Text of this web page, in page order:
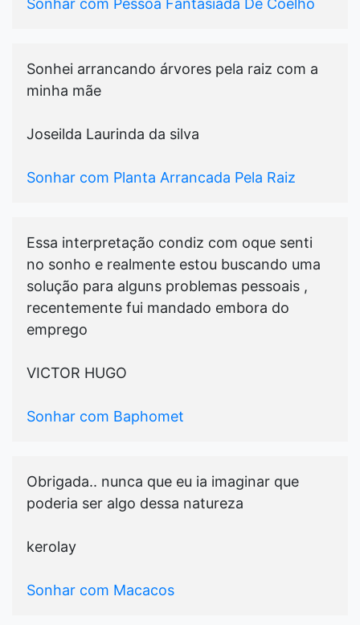
Sonhar com Pessoa Fantasiada De Coelho
Sonhei arrancando árvores pela raiz com a
minha mãe
Joseilda Laurinda da silva
Sonhar com Planta Arrancada Pela Raiz
Essa interpretação condiz com oque senti
no sonho e realmente estou buscando uma
solução para alguns problemas pessoais ,
recentemente fui mandado embora do
emprego
VICTOR HUGO
Sonhar com Baphomet
Obrigada.. nunca que eu ia imaginar que
poderia ser algo dessa natureza
kerolay
Sonhar com Macacos